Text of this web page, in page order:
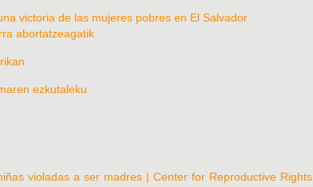
victoria de las mujeres pobres en El Salvador
abortatzeagatik
ezkutaleku
violadas a ser madres | Center for Reproductive Rights